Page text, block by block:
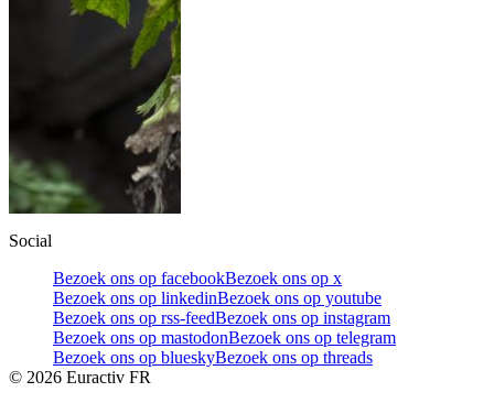
Social
Bezoek ons op facebookBezoek ons op x
Bezoek ons op linkedinBezoek ons op youtube
Bezoek ons op rss-feedBezoek ons op instagram
Bezoek ons op mastodonBezoek ons op telegram
Bezoek ons op blueskyBezoek ons op threads
© 2026 Euractiv FR